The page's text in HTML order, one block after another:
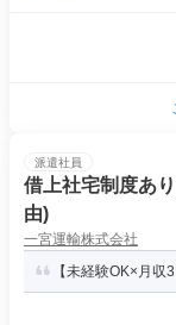
派遣社員
借上社宅制度あ
由)
一宮運輸株式会社
【未経験OK×月